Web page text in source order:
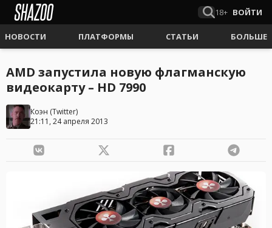
18+ ВОЙТИ
НОВОСТИ ПЛАТФОРМЫ СТАТЬИ БОЛЬШЕ
AMD запустила новую флагманскую
видеокарту – HD 7990
Коэн (Twitter)
21:11, 24 апреля 2013